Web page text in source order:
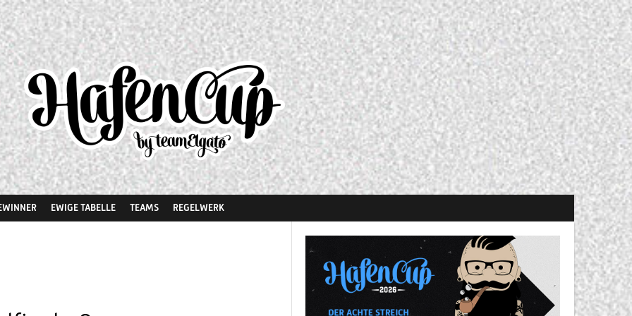
EWIGE TABELLE TEAMS REGELWERK